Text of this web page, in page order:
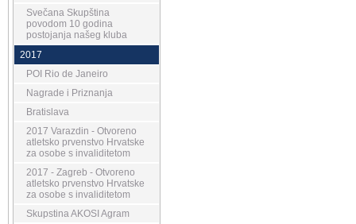
Svečana Skupština
povodom 10 godina
postojanja našeg kluba
2017
POI Rio de Janeiro
Nagrade i Priznanja
Bratislava
2017 Varazdin - Otvoreno
atletsko prvenstvo Hrvatske
za osobe s invaliditetom
2017 - Zagreb - Otvoreno
atletsko prvenstvo Hrvatske
za osobe s invaliditetom
Skupstina AKOSI Agram